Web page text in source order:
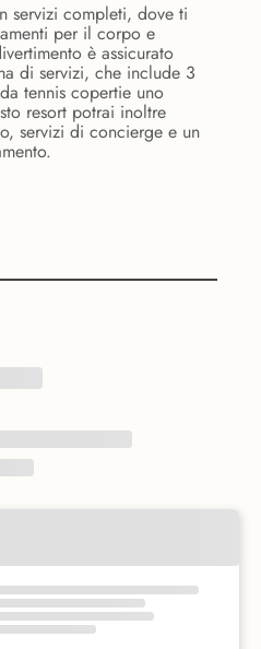
servizi completi, dove ti
per il corpo e
è assicurato
di servizi, che include 3
tennis copertie uno
resort potrai inoltre
servizi di concierge e un